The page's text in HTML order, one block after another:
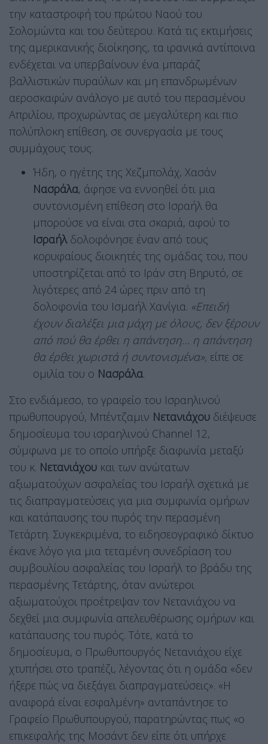
την καταστροφή του πρώτου Ναού του
Σολομώντα και του δεύτερου. Κατά τις εκτιμήσεις
της αμερικανικής διοίκησης, τα ιρανικά αντίποινα
ενδέχεται να υπερβαίνουν ένα μπαράζ
βαλλιστικών πυραύλων και μη επανδρωμένων
αεροσκαφών ανάλογο με αυτό του περασμένου
Απριλίου, προχωρώντας σε μεγαλύτερη και πιο
πολύπλοκη επίθεση, σε συνεργασία με τους
συμμάχους τους.
Ήδη, ο ηγέτης της Χεζμπολάχ, Χασάν
Νασράλα, άφησε να εννοηθεί ότι μια
συντονισμένη επίθεση στο Ισραήλ θα
μπορούσε να είναι στα σκαριά, αφού το
Ισραήλ δολοφόνησε έναν από τους
κορυφαίους διοικητές της ομάδας του, που
υποστηρίζεται από το Ιράν στη Βηρυτό, σε
λιγότερες από 24 ώρες πριν από τη
δολοφονία του Ισμαήλ Χανίγια. «Επειδή
έχουν διαλέξει μια μάχη με όλους, δεν ξέρουν
από πού θα έρθει η απάντηση… η απάντηση
θα έρθει χωριστά ή συντονισμένα», είπε σε
ομιλία του ο Νασράλα.
Στο ενδιάμεσο, το γραφείο του Ισραηλινού
πρωθυπουργού, Μπέντζαμιν Νετανιάχου διέψευσε
δημοσίευμα του ισραηλινού Channel 12,
σύμφωνα με το οποίο υπήρξε διαφωνία μεταξύ
του κ. Νετανιάχου και των ανώτατων
αξιωματούχων ασφαλείας του Ισραήλ σχετικά με
τις διαπραγματεύσεις για μια συμφωνία ομήρων
και κατάπαυσης του πυρός την περασμένη
Τετάρτη. Συγκεκριμένα, το ειδησεογραφικό δίκτυο
έκανε λόγο για μια τεταμένη συνεδρίαση του
συμβουλίου ασφαλείας του Ισραήλ το βράδυ της
περασμένης Τετάρτης, όταν ανώτεροι
αξιωματούχοι προέτρεψαν τον Νετανιάχου να
δεχθεί μια συμφωνία απελευθέρωσης ομήρων και
κατάπαυσης του πυρός. Τότε, κατά το
δημοσίευμα, ο Πρωθυπουργός Νετανιάχου είχε
χτυπήσει στο τραπέζι, λέγοντας ότι η ομάδα «δεν
ήξερε πώς να διεξάγει διαπραγματεύσεις». «Η
αναφορά είναι εσφαλμένη» ανταπάντησε το
Γραφείο Πρωθυπουργού, παρατηρώντας πως «ο
επικεφαλής της Μοσάντ δεν είπε ότι υπήρχε